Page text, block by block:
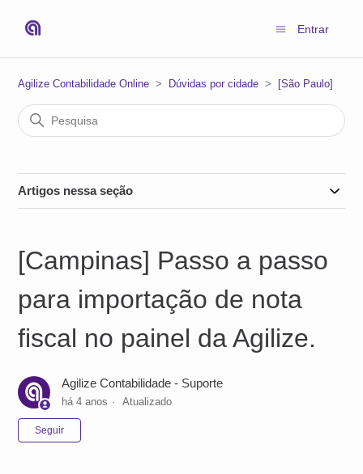
Entrar
Agilize Contabilidade Online Dúvidas por cidade [São Paulo]
Artigos nessa seção
[Campinas] Passo a passo
para importação de nota
fiscal no painel da Agilize.
Agilize Contabilidade - Suporte
há 4 anos Atualizado
Seguir